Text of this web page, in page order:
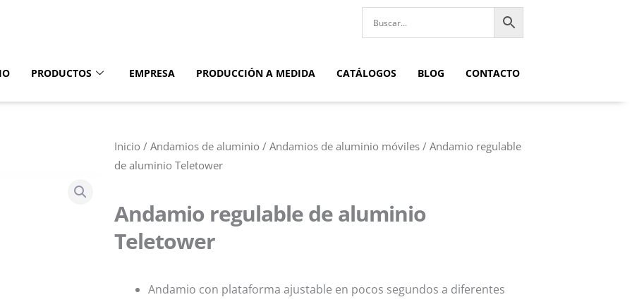
PRODUCTOS EMPRESA PRODUCCIÓN A MEDIDA CATÁLOGOS BLOG CONTACTO
Inicio / Andamios de aluminio / Andamios de aluminio móviles / Andamio regulable
de aluminio Teletower
Andamio regulable de aluminio
Teletower
Andamio con plataforma ajustable en pocos segundos a diferentes